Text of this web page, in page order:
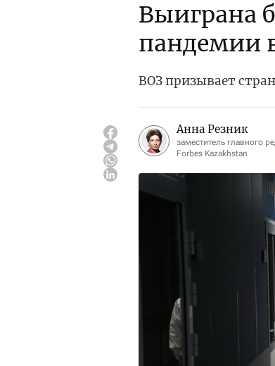
Выиграна
пандемии
ВОЗ призывает
Анна Резник
заместитель главного
Forbes Kazakhstan